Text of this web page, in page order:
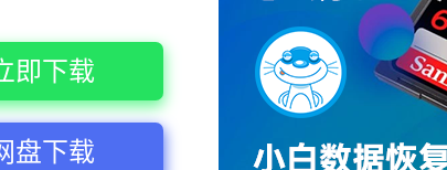
即下载
盘下载